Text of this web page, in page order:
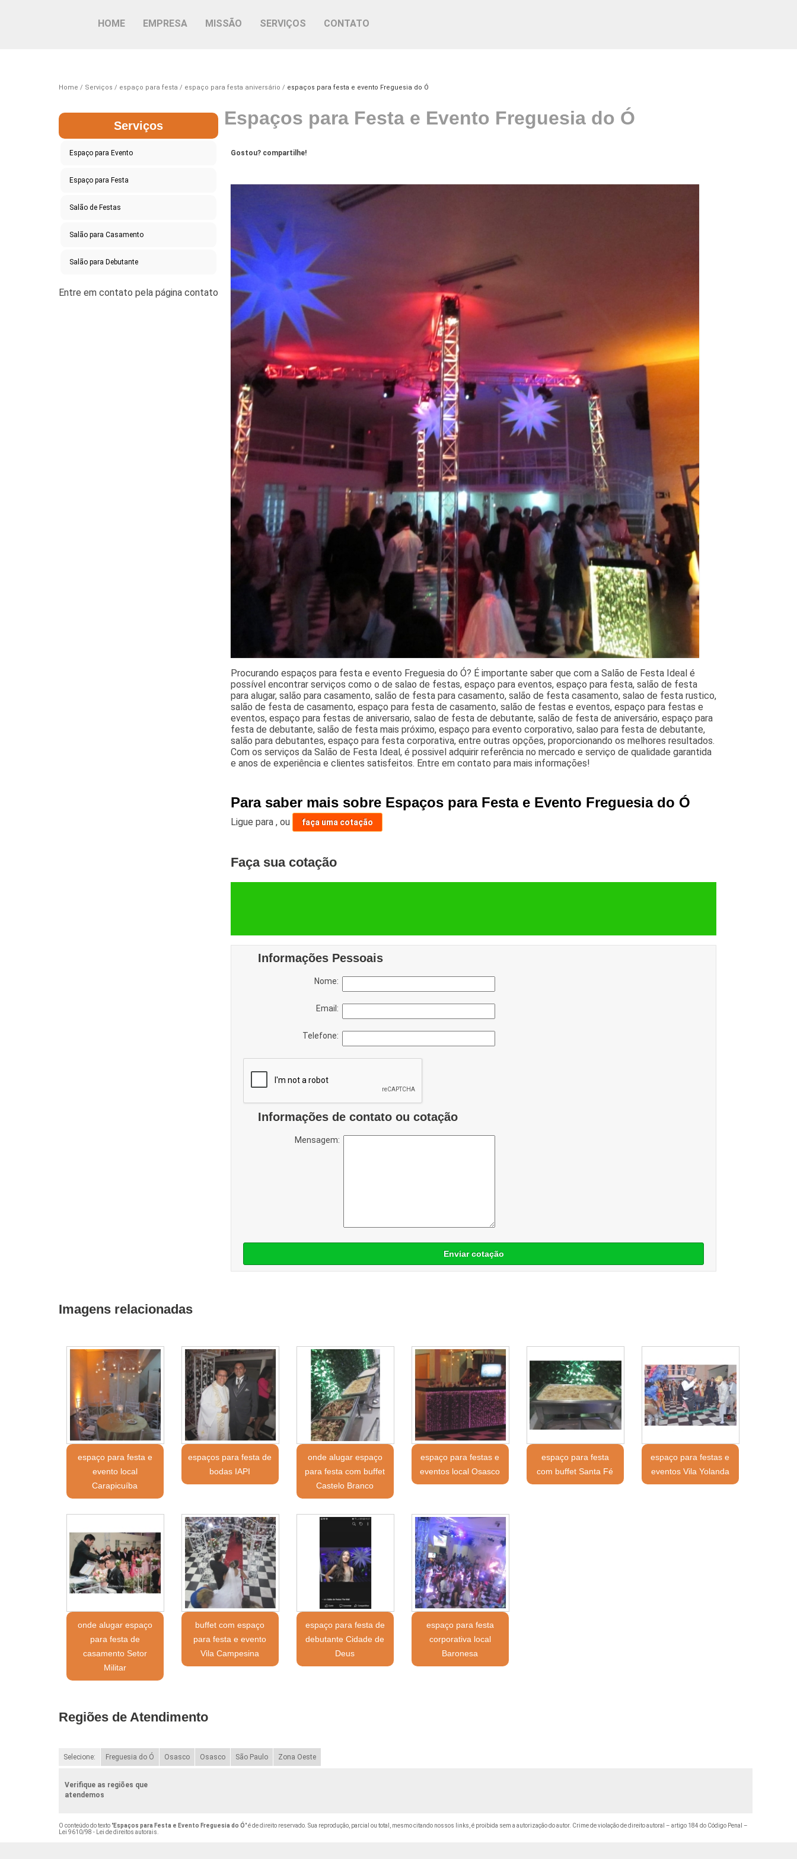
HOME EMPRESA MISSÃO SERVIÇOS CONTATO
Home Serviços espaço para festa espaço para festa aniversário espaços para festa e evento Freguesia do Ó
Serviços
Espaço para Evento
Espaço para Festa
Salão de Festas
Salão para Casamento
Salão para Debutante
Espaços para Festa e Evento Freguesia do Ó
Gostou? compartilhe!
Procurando espaços para festa e evento Freguesia do Ó? É importante saber que com a Salão de Festa Ideal é
possível encontrar serviços como o de salao de festas, espaço para eventos, espaço para festa, salão de festa
para alugar, salão para casamento, salão de festa para casamento, salão de festa casamento, salao de festa rustico,
salão de festa de casamento, espaço para festa de casamento, salão de festas e eventos, espaço para festas e
eventos, espaço para festas de aniversario, salao de festa de debutante, salão de festa de aniversário, espaço para
festa de debutante, salão de festa mais próximo, espaço para evento corporativo, salao para festa de debutante,
salão para debutantes, espaço para festa corporativa, entre outras opções, proporcionando os melhores resultados.
Com os serviços da Salão de Festa Ideal, é possivel adquirir referência no mercado e serviço de qualidade garantida
e anos de experiência e clientes satisfeitos. Entre em contato para mais informações!
Para saber mais sobre Espaços para Festa e Evento Freguesia do Ó
Ligue para,ou faça uma cotação
Faça sua cotação
Informações Pessoais
Nome:
Email:
Telefone:
Informações de contato ou cotação
Mensagem:
Enviar cotação
Imagens relacionadas
espaço para festa e
evento local
Carapicuíba
espaços para festa de
bodas IAPI
onde alugar espaço
para festa com buffet
Castelo Branco
espaço para festas e
eventos local Osasco
espaço para festa
com buffet Santa Fé
espaço para festas e
eventos Vila Yolanda
onde alugar espaço
para festa de
casamento Setor
Militar
buffet com espaço
para festa e evento
Vila Campesina
espaço para festa de
debutante Cidade de
Deus
espaço para festa
corporativa local
Baronesa
Regiões de Atendimento
Selecione: Freguesia do Ó Osasco Osasco São Paulo Zona Oeste
Verifique as regiões que
atendemos
O conteúdo do texto "Espaços para Festa e Evento Freguesia do Ó" é de direito reservado. Sua reprodução, parcial ou total, mesmo citando nossos links, é proibida sem a autorização do autor. Crime de violação de direito autoral – artigo 184 do Código Penal –
Lei 9610/98 - Lei de direitos autorais